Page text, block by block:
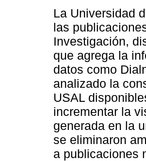
La Universidad
las
Investigación,
que agrega la
datos como
analizado la
USAL
incrementar la
generada en la
se eliminaron
a publicaciones